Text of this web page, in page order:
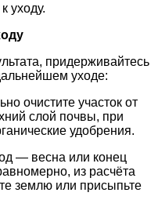
уходу.
придерживайтесь
уходе:
очистите участок от
слой почвы, при
удобрения.
— весна или конец
из расчёта
землю или присыпьте